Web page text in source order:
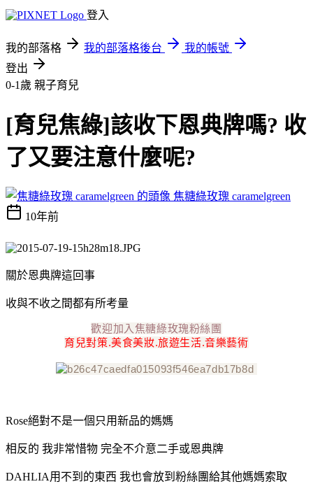
登入
我的部落格 我的部落格後台
我的帳號
登出
0-1歲 親子育兒
[育兒焦綠]該收下恩典牌嗎? 收
了又要注意什麼呢?
焦糖綠玫瑰 caramelgreen
10年前
關於恩典牌這回事
收與不收之間都有所考量
歡迎加入焦糖綠玫瑰粉絲團
育兒對策.美食美妝.旅遊生活.音樂藝術
Rose絕對不是一個只用新品的媽媽
相反的 我非常惜物 完全不介意二手或恩典牌
DAHLIA用不到的東西 我也會放到粉絲團給其他媽媽索取